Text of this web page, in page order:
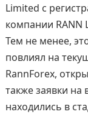
Limited с
компании RANN
Тем не менее,
повлиял на
RannForex,
также заявки на
находились в